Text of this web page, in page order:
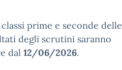
prime e seconde delle
degli scrutini saranno
dal 12/06/2026.